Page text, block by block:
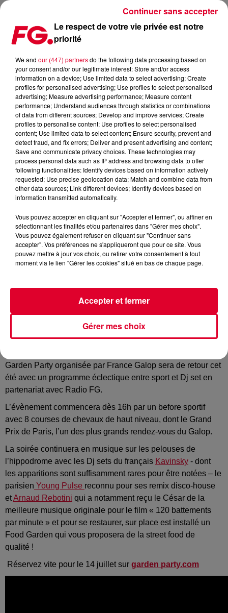
L’HIPPODROME PARISLONGCHAMP REÇOIT KAVINSKY, YOUNG PULSE ET
Publié : 2 juillet 2021 à 13h39 par Jean-Baptiste Blandin
Crédit :Press Kit
Le dimanche 14 juillet à l’Hippodrome ParisLongchamp :
Le Mix Parfait courses et DJ Set
Le 14 juillet, à l’occasion de la Fête Nationale, l’Hippodrome
Garden Party organisée par France Galop sera de retour cet
été avec un programme éclectique entre sport et Dj set en
partenariat avec Radio FG.
L’évènement commencera dès 16h par un before sportif
avec 8 courses de chevaux de haut niveau, dont le Grand
Prix de Paris, l’un des plus grands rendez-vous du Galop.
La soirée continuera en musique sur les pelouses de
l’hippodrome avec les Dj sets du français Kavinsky - dont
les apparitions sont suffisamment rares pour être notées – le
parisien Young Pulse reconnu pour ses remix disco-house
etArnaud Rebotini qui a notamment reçu le César de la
meilleure musique originale pour le film « 120 battements
par minute » et pour se restaurer, sur place est installé un
Food Garden qui vous proposera de la street food de
qualité !
Réservez vite pour le 14 juillet sur garden party.com
Le respect de votre vie privée est notre
priorité
We and our (447) partnersdo the following data processing based on
your consent and/or our legitimate interest: Store and/or access
information on a device; Use limited data to select advertising; Create
profiles for personalised advertising; Use profiles to select personalised
advertising; Measure advertising performance; Measure content
performance; Understand audiences through statistics or combinations
of data from different sources; Develop and improve services; Create
profiles to personalise content; Use profiles to select personalised
content; Use limited data to select content; Ensure security, prevent and
detect fraud, and fix errors; Deliver and present advertising and content;
Save and communicate privacy choices. These technologies may
process personal data such as IP address and browsing data to offer
following functionalities: Identify devices based on information actively
requested; Use precise geolocation data; Match and combine data from
other data sources; Link different devices; Identify devices based on
information transmitted automatically.
Vous pouvez accepter en cliquant sur "Accepter et fermer", ou affiner en
sélectionnant les finalités et/ou partenaires dans "Gérer mes choix".
Vous pouvez également refuser en cliquant sur "Continuer sans
accepter". Vos préférences ne s'appliqueront que pour ce site. Vous
pouvez mettre à jour vos choix, ou retirer votre consentement à tout
moment via le lien "Gérer les cookies" situé en bas de chaque page.
Gérer mes choix
Accepter et fermer
Continuer sans accepter